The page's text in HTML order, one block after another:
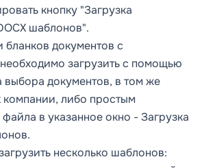
кнопку "Загрузка
шаблонов".
бланков документов с
загрузить с помощью
выбора документов, в том же
компании, либо простым
в указанное окно -Загрузка
несколько шаблонов: